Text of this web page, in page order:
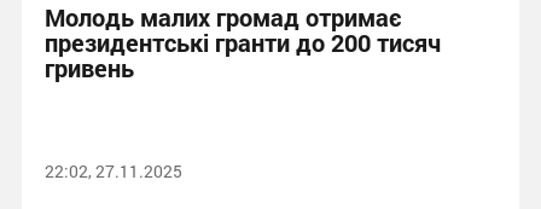
Молодь малих громад отримає
президентські гранти до 200 тисяч
гривень
22:02, 27.11.2025